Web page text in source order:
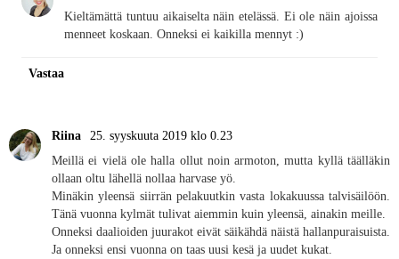
Kieltämättä tuntuu aikaiselta näin etelässä. Ei ole näin ajoissa
menneet koskaan. Onneksi ei kaikilla mennyt :)
Vastaa
Riina
25. syyskuuta 2019 klo 0.23
Meillä ei vielä ole halla ollut noin armoton, mutta kyllä täälläkin
ollaan oltu lähellä nollaa harvase yö.
Minäkin yleensä siirrän pelakuutkin vasta lokakuussa talvisäilöön.
Tänä vuonna kylmät tulivat aiemmin kuin yleensä, ainakin meille.
Onneksi daalioiden juurakot eivät säikähdä näistä hallanpuraisuista.
Ja onneksi ensi vuonna on taas uusi kesä ja uudet kukat.